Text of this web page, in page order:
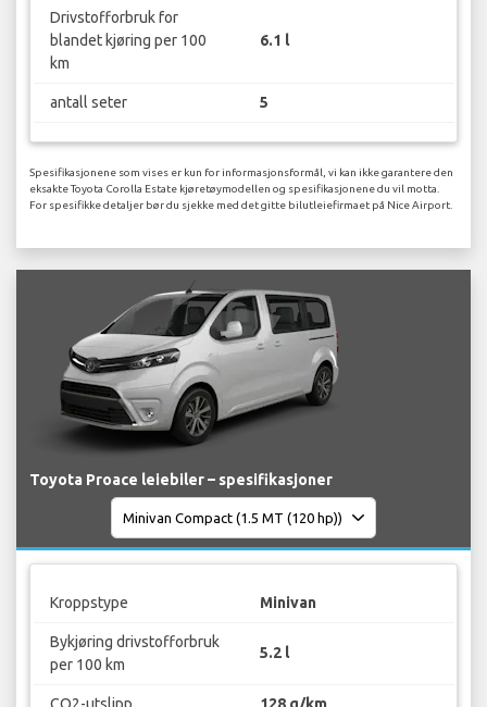
Drivstofforbruk for
blandet kjøring per 100
km
6.1 l
antall seter 5
Spesifikasjonene som vises er kun for informasjonsformål, vi kan ikke garantere den
eksakte Toyota Corolla Estate kjøretøymodellen og spesifikasjonene du vil motta.
For spesifikke detaljer bør du sjekke med det gitte bilutleiefirmaet på Nice Airport.
Toyota Proace leiebiler – spesifikasjoner
Kroppstype Minivan
Bykjøring drivstofforbruk
per 100 km
5.2 l
CO2-utslipp 128 g/km